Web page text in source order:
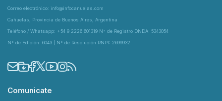
Correo electrónico: info@infocanuelas.com
Cañuelas, Provincia de Buenos Aires, Argentina
Teléfono / Whatsapp: +54 9 2226 601319 N° de Registro DNDA: 5343054
N° de Edición: 6043 | N° de Resolución RNPI: 2699932
Comunicate